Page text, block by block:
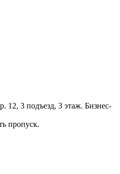
12, 3 подъезд, 3 этаж. Бизнес-
пропуск.